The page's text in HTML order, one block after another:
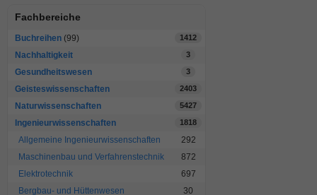
Fachbereiche
Buchreihen (99) 1412
Nachhaltigkeit 3
Gesundheitswesen 3
Geisteswissenschaften 2403
Naturwissenschaften 5427
Ingenieurwissenschaften 1818
Allgemeine Ingenieurwissenschaften
292
Maschinenbau und Verfahrenstechnik
872
Elektrotechnik
697
Bergbau- und Hüttenwesen
30